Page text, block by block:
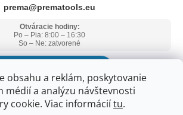
obsahu a reklám, poskytovanie
médií a analýzu návštevnosti
cookie. Viac informáciítu.
prema@prematools.eu
Otváracie hodiny:
Po – Pia: 8:00 – 16:30
So – Ne: zatvorené